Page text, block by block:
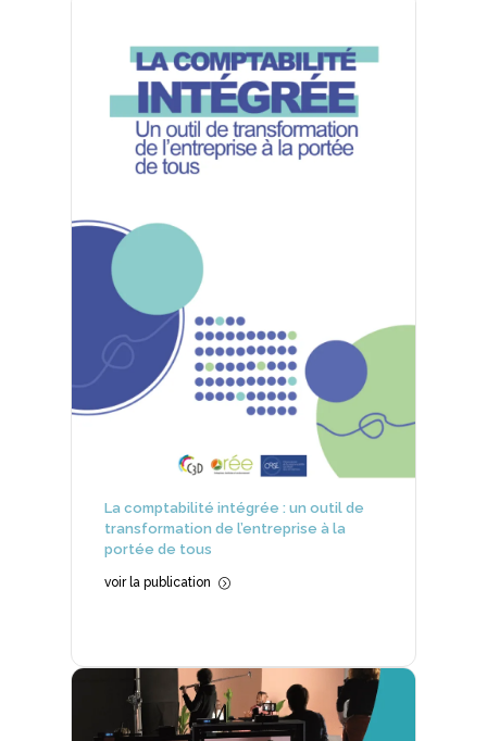
La comptabilité intégrée : un outil de
transformation de l’entreprise à la
portée de tous
voir la publication =